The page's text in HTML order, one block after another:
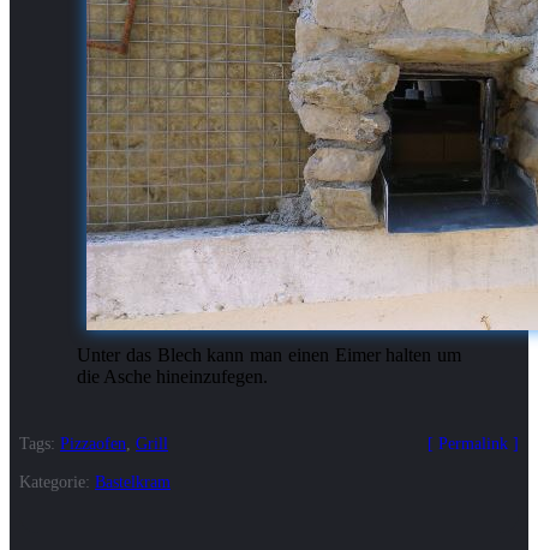
Unter das Blech kann man einen Eimer halten um
die Asche hineinzufegen.
Permalink
Tags: Pizzaofen Grill
Kategorie: Bastelkram